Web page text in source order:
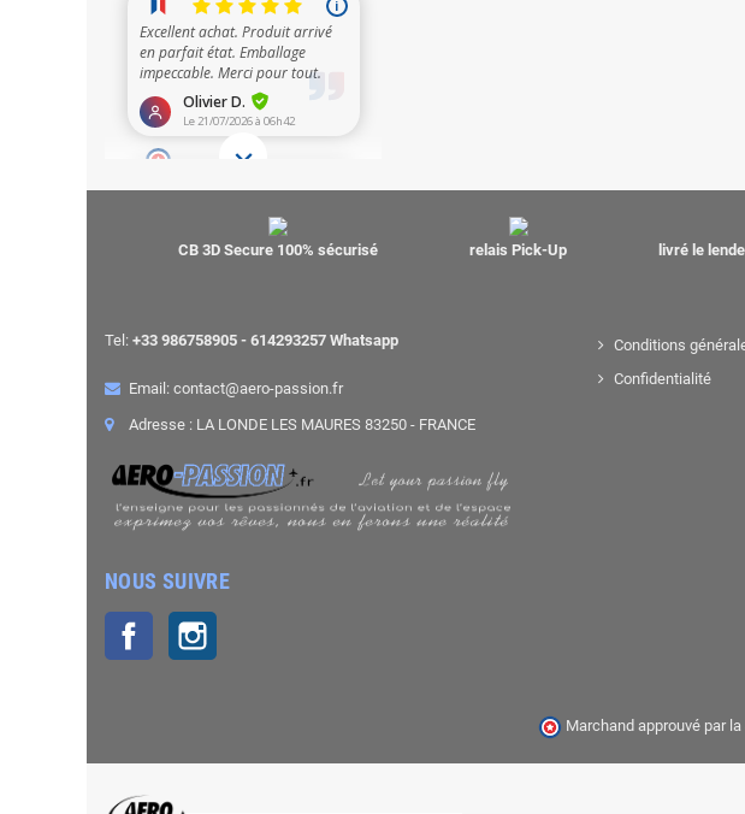
CB 3D Secure 100% sécurisé relais Pick-Up livré le
Tel: +33 986758905 - 614293257 Whatsapp
Email: contact@aero-passion.fr
Adresse : LA LONDE LES MAURES 83250 - FRANCE
NOUS SUIVRE
Facebook
Conditions
Confidentialité
Marchand approuvé par